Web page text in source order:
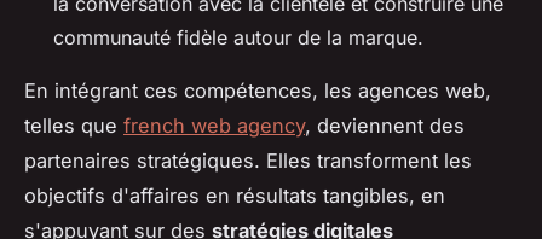
communauté fidèle autour de la marque.
En intégrant ces compétences, les agences web,
telles que french web agency, deviennent des
partenaires stratégiques. Elles transforment les
objectifs d'affaires en résultats tangibles, en
s'appuyant sur des stratégies digitales